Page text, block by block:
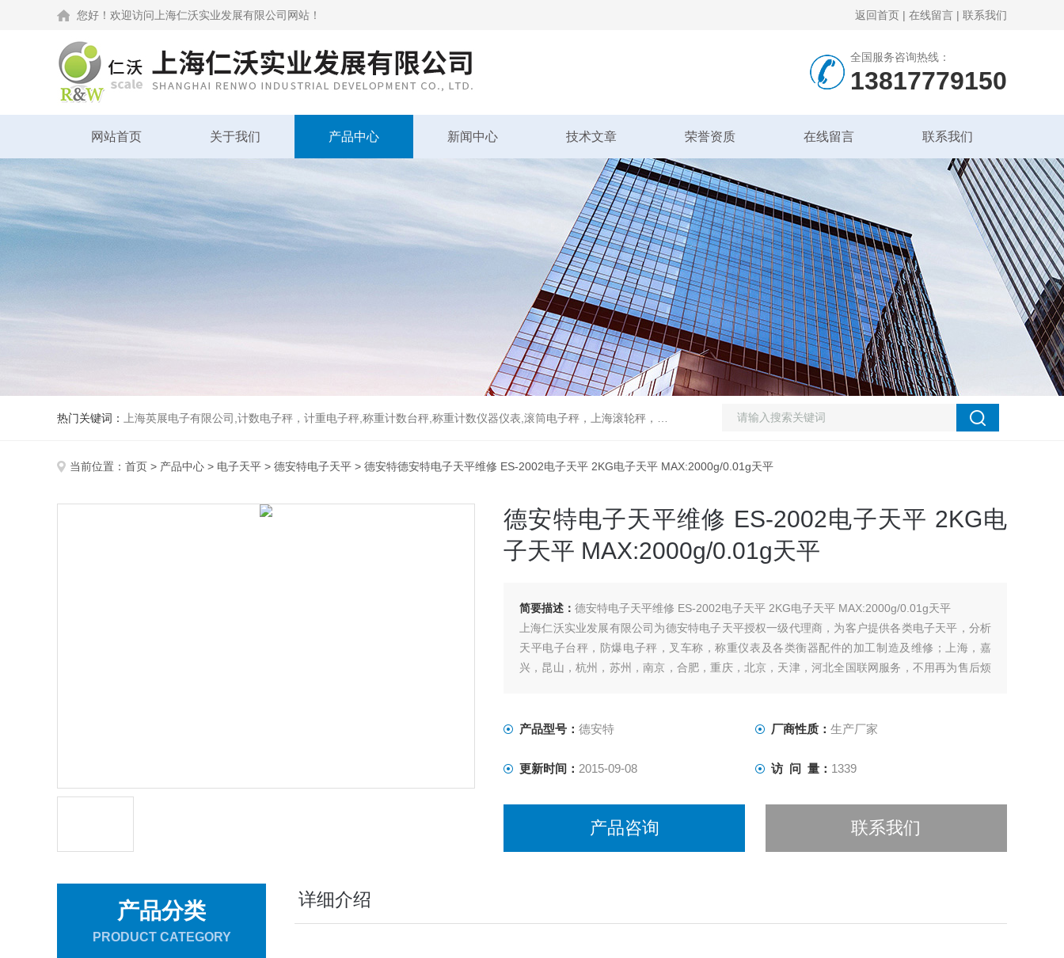
您好！欢迎访问上海仁沃实业发展有限公司网站！ 返回首页 | 在线留言 | 联系我们
全国服务咨询热线：
13817779150
网站首页 关于我们 产品中心 新闻中心 技术文章 荣誉资质 在线留言 联系我们
热门关键词： 上海英展电子有限公司,计数电子秤，计重电子秤,称重计数台秤,称重计数仪器仪表,滚筒电子秤，上海滚轮秤，无线打印吊秤
当前位置： 首页 > 产品中心 > 电子天平 > 德安特电子天平 > 德安特德安特电子天平维修 ES-2002电子天平 2KG电子天平 MAX:2000g/0.01g天平
德安特电子天平维修 ES-2002电子天平 2KG电
子天平 MAX:2000g/0.01g天平
简要描述： 德安特电子天平维修 ES-2002电子天平 2KG电子天平 MAX:2000g/0.01g天平
上海仁沃实业发展有限公司为德安特电子天平授权一级代理商，为客户提供各类电子天平，分析
天平电子台秤，防爆电子秤，叉车称，称重仪表及各类衡器配件的加工制造及维修；上海，嘉
兴，昆山，杭州，苏州，南京，合肥，重庆，北京，天津，河北全国联网服务，不用再为售后烦
产品型号： 德安特 厂商性质： 生产厂家
更新时间： 2015-09-08 访 问 量： 1339
产品咨询 联系我们
产品分类
PRODUCT CATEGORY
详细介绍